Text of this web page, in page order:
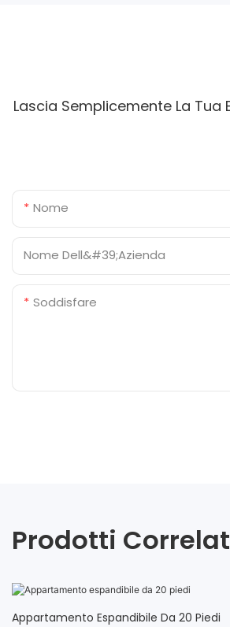
Lascia Semplicemente La Tua
Nome
Nome Dell&#39;azienda
Soddisfare
Prodotti
Appartamento Espandibile Da 20 Piedi